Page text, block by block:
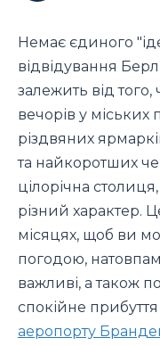
Немає єдиного
відвідування
залежить від того,
вечорів у
різдвяних
та найкоротших
цілорічна
різний характер.
місяцях, щоб ви
погодою,
важливі, а також
спокійне
аеропорту